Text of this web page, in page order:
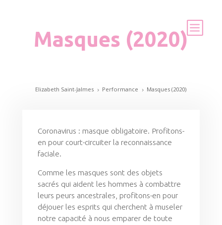
Masques (2020)
Elizabeth Saint-Jalmes 5 Performance 5 Masques (2020)
Coronavirus : masque obligatoire. Profitons-
en pour court-circuiter la reconnaissance
faciale.
Comme les masques sont des objets
sacrés qui aident les hommes à combattre
leurs peurs ancestrales, profitons-en pour
déjouer les esprits qui cherchent à museler
notre capacité à nous emparer de toute